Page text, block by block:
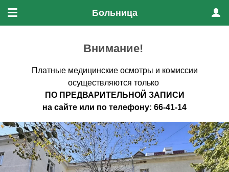
Меню
Больница
Внимание!
Платные медицинские осмотры и комиссии
осуществляются только
ПО ПРЕДВАРИТЕЛЬНОЙ ЗАПИСИ
на сайте или по телефону: 66-41-14